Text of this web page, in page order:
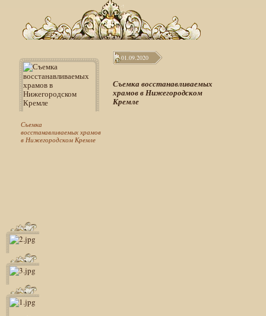
Съемка
восстанавливаемых храмов
в Нижегородском Кремле
01.09.2020
Съемка восстанавливаемых
храмов в Нижегородском
Кремле